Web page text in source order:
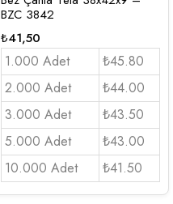
BZC 3842
₺41,50
1.000 Adet
₺45.80
2.000 Adet
₺44.00
3.000 Adet
₺43.50
5.000 Adet
₺43.00
10.000 Adet
₺41.50